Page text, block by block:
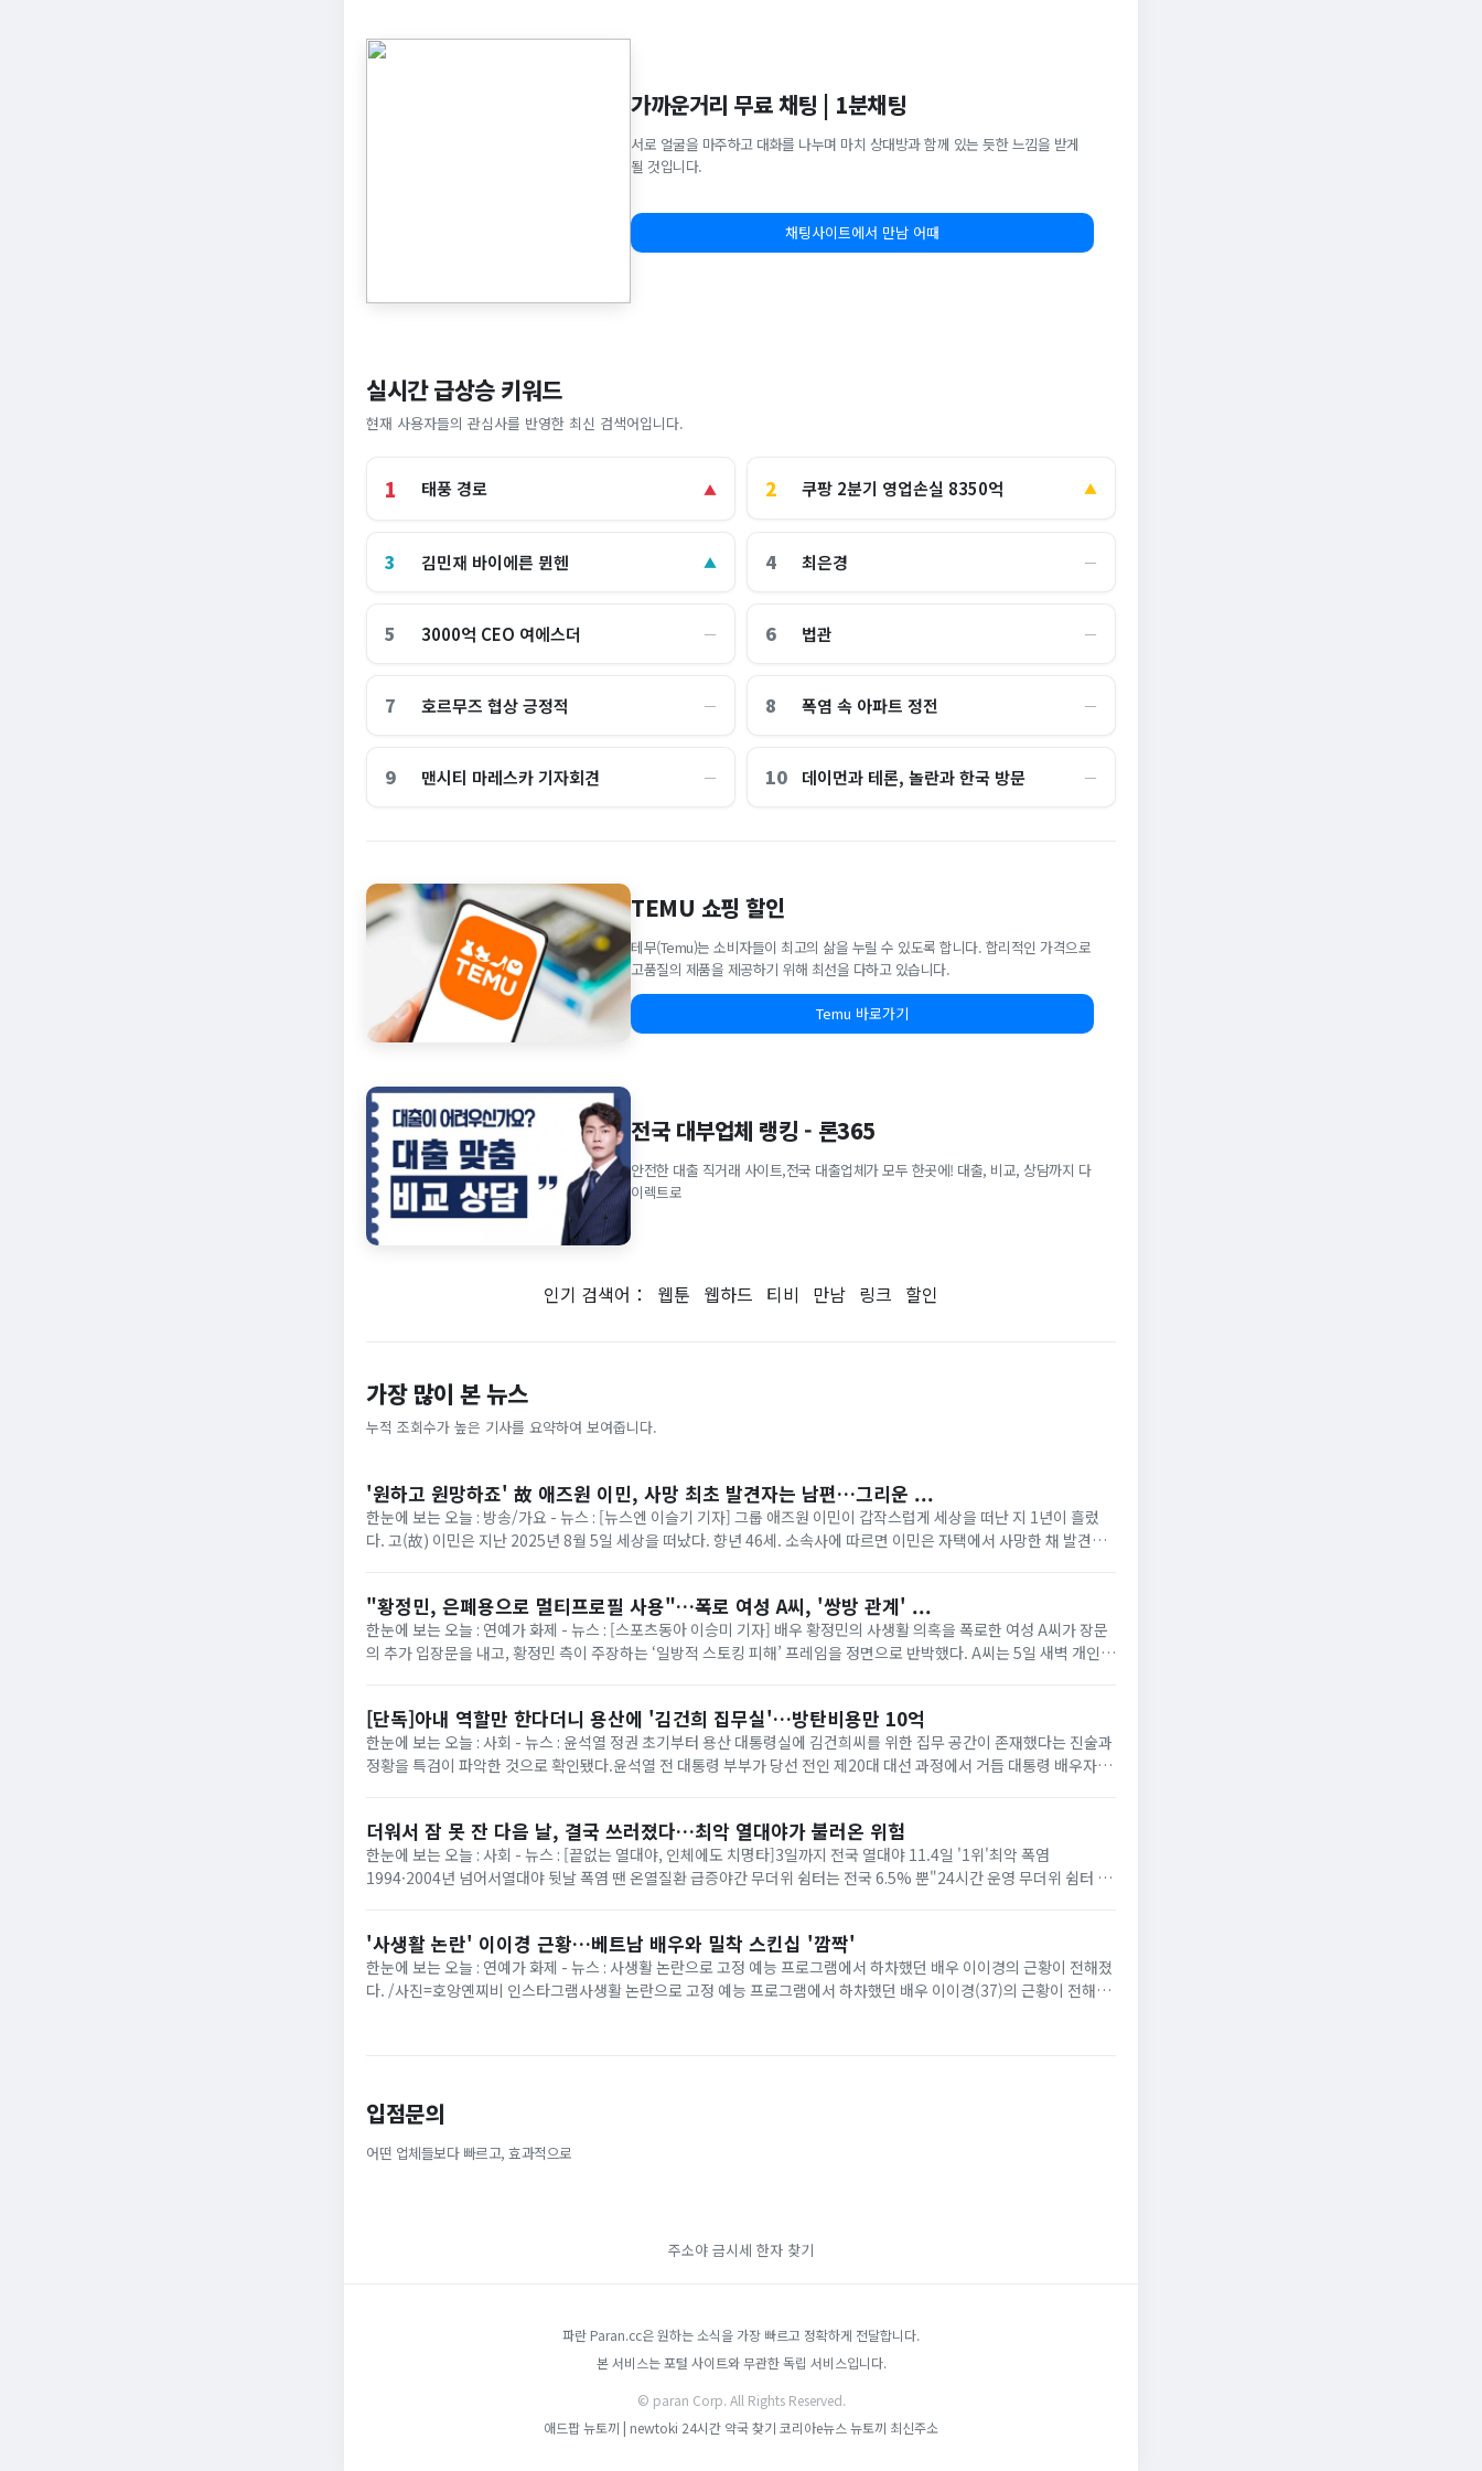
가까운거리 무료 채팅 | 1분채팅
서로 얼굴을 마주하고 대화를 나누며 마치 상대방과 함께 있는 듯한 느낌을 받게
될 것입니다.
채팅사이트에서 만남 어때
실시간 급상승 키워드
현재 사용자들의 관심사를 반영한 최신 검색어입니다.
1 태풍 경로 ▲ 2 쿠팡 2분기 영업손실 8350억 ▲
3 김민재 바이에른 뮌헨 ▲ 4 최은경 ―
5 3000억 CEO 여에스더 ― 6 법관 ―
7 호르무즈 협상 긍정적 ― 8 폭염 속 아파트 정전 ―
9 맨시티 마레스카 기자회견 ― 10 데이먼과 테론, 놀란과 한국 방문 ―
TEMU 쇼핑 할인
테무(Temu)는 소비자들이 최고의 삶을 누릴 수 있도록 합니다. 합리적인 가격으로
고품질의 제품을 제공하기 위해 최선을 다하고 있습니다.
Temu 바로가기
전국 대부업체 랭킹 - 론365
안전한 대출 직거래 사이트,전국 대출업체가 모두 한곳에! 대출, 비교, 상담까지 다
이렉트로
인기 검색어： 웹툰 웹하드 티비 만남 링크 할인
가장 많이 본 뉴스
누적 조회수가 높은 기사를 요약하여 보여줍니다.
'원하고 원망하죠' 故 애즈원 이민, 사망 최초 발견자는 남편…그리운 ...
한눈에 보는 오늘 : 방송/가요 - 뉴스 : [뉴스엔 이슬기 기자] 그룹 애즈원 이민이 갑작스럽게 세상을 떠난 지 1년이 흘렀
다. 고(故) 이민은 지난 2025년 8월 5일 세상을 떠났다. 향년 46세. 소속사에 따르면 이민은 자택에서 사망한 채 발견됐
"황정민, 은폐용으로 멀티프로필 사용"…폭로 여성 A씨, '쌍방 관계' ...
한눈에 보는 오늘 : 연예가 화제 - 뉴스 : [스포츠동아 이승미 기자] 배우 황정민의 사생활 의혹을 폭로한 여성 A씨가 장문
의 추가 입장문을 내고, 황정민 측이 주장하는 ‘일방적 스토킹 피해’ 프레임을 정면으로 반박했다. A씨는 5일 새벽 개인
[단독]아내 역할만 한다더니 용산에 '김건희 집무실'…방탄비용만 10억
한눈에 보는 오늘 : 사회 - 뉴스 : 윤석열 정권 초기부터 용산 대통령실에 김건희씨를 위한 집무 공간이 존재했다는 진술과
정황을 특검이 파악한 것으로 확인됐다.윤석열 전 대통령 부부가 당선 전인 제20대 대선 과정에서 거듭 대통령 배우자로
더워서 잠 못 잔 다음 날, 결국 쓰러졌다…최악 열대야가 불러온 위험
한눈에 보는 오늘 : 사회 - 뉴스 : [끝없는 열대야, 인체에도 치명타]3일까지 전국 열대야 11.4일 '1위'최악 폭염
1994·2004년 넘어서열대야 뒷날 폭염 땐 온열질환 급증야간 무더위 쉼터는 전국 6.5% 뿐"24시간 운영 무더위 쉼터 늘
'사생활 논란' 이이경 근황…베트남 배우와 밀착 스킨십 '깜짝'
한눈에 보는 오늘 : 연예가 화제 - 뉴스 : 사생활 논란으로 고정 예능 프로그램에서 하차했던 배우 이이경의 근황이 전해졌
다. /사진=호앙옌찌비 인스타그램사생활 논란으로 고정 예능 프로그램에서 하차했던 배우 이이경(37)의 근황이 전해졌
입점문의
어떤 업체들보다 빠르고, 효과적으로
주소야 금시세 한자 찾기
파란 Paran.cc은 원하는 소식을 가장 빠르고 정확하게 전달합니다.
본 서비스는 포털 사이트와 무관한 독립 서비스입니다.
© paran Corp. All Rights Reserved.
애드팝뉴토끼 | newtoki 24시간 약국 찾기 코리아e뉴스 뉴토끼 최신주소